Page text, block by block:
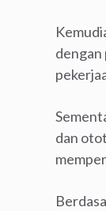
dengan
dan